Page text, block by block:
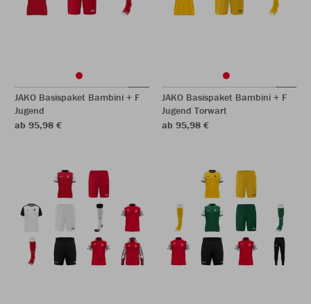
JAKO Basispaket Bambini + F
Jugend
ab 95,98 €
JAKO Basispaket Bambini + F
Jugend Torwart
ab 95,98 €